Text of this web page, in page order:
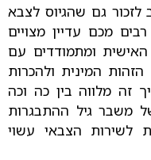
גם שהגיוס לצבא
מכם עדיין מצויים
ומתמודדים עם
המינית ולהכרות
זה מלווה בין כה וכה
משבר גיל ההתבגרות
לשירות הצבאי עשוי